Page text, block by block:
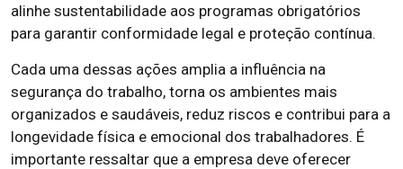
alinhe sustentabilidade aos programas obrigatórios
para garantir conformidade legal e proteção contínua.
Cada uma dessas ações amplia a influência na
segurança do trabalho, torna os ambientes mais
organizados e saudáveis, reduz riscos e contribui para a
longevidade física e emocional dos trabalhadores. É
importante ressaltar que a empresa deve oferecer